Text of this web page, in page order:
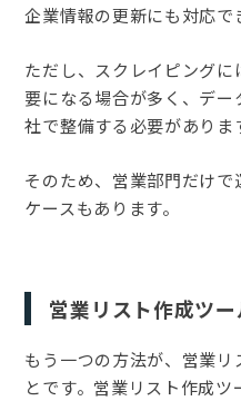
企業情報の更新にも対応で
ただし、スクレイピング
要になる場合が多く、デ
社で整備する必要がありま
そのため、営業部門だけ
ケースもあります。
営業リスト作成ツー
もう一つの方法が、営業
とです。営業リスト作成